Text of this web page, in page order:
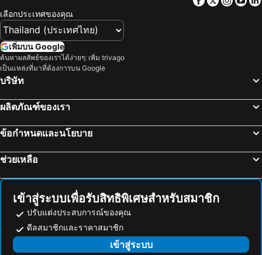
The Culture Samui
Centara Life Lamai Resort Samui
Top Hostel Samui
Ploen Chaweng Koh Samui
Lamai Coconut Beach Resort
Thai Fight Hotel
The Villager Fishermans Village
Colorize Boutique Hotel
SimPly Stay Fisherman's Village
Dreamcatcher Boutique Hotel
Eden Extend Fisherman's village
โรงแรมรักสมุย เรสซิเด้นท์
ZAYN Samui Hotel
GOODTHINGS Cafe & Hotel
Greenlight Fisherman's Village Samui Resort & Café
Avocado Koh Samui
บ้านศรีธนู โรงแรมชายหาด
บ้านท้องนายปาน โรงแรมชายหาด
เลือกประเทศของคุณ
เพิ่มบน Google
ค้นหาผลลัพธ์ของเราได้ง่ายๆ: เพิ่ม trivago
เป็นแหล่งที่มาที่ต้องการบน Google
บริษัท
ผลิตภัณฑ์ของเรา
ข้อกำหนดและนโยบาย
ช่วยเหลือ
เข้าสู่ระบบเพื่อรับสิทธิพิเศษสำหรับสมาชิก
ปรับแต่งประสบการณ์ของคุณ
ดีลสมาชิกและราคาสมาชิก
เข้าสู่ระบบ